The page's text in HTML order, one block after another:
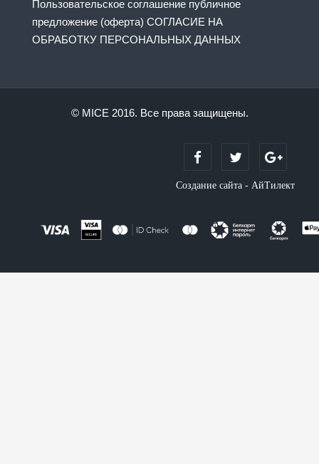
Пользовательское соглашение публичное
предложение (оферта) СОГЛАСИЕ НА
ОБРАБОТКУ ПЕРСОНАЛЬНЫХ ДАННЫХ
© MICE 2016. Все права защищены.
Создание сайта - АйТилект